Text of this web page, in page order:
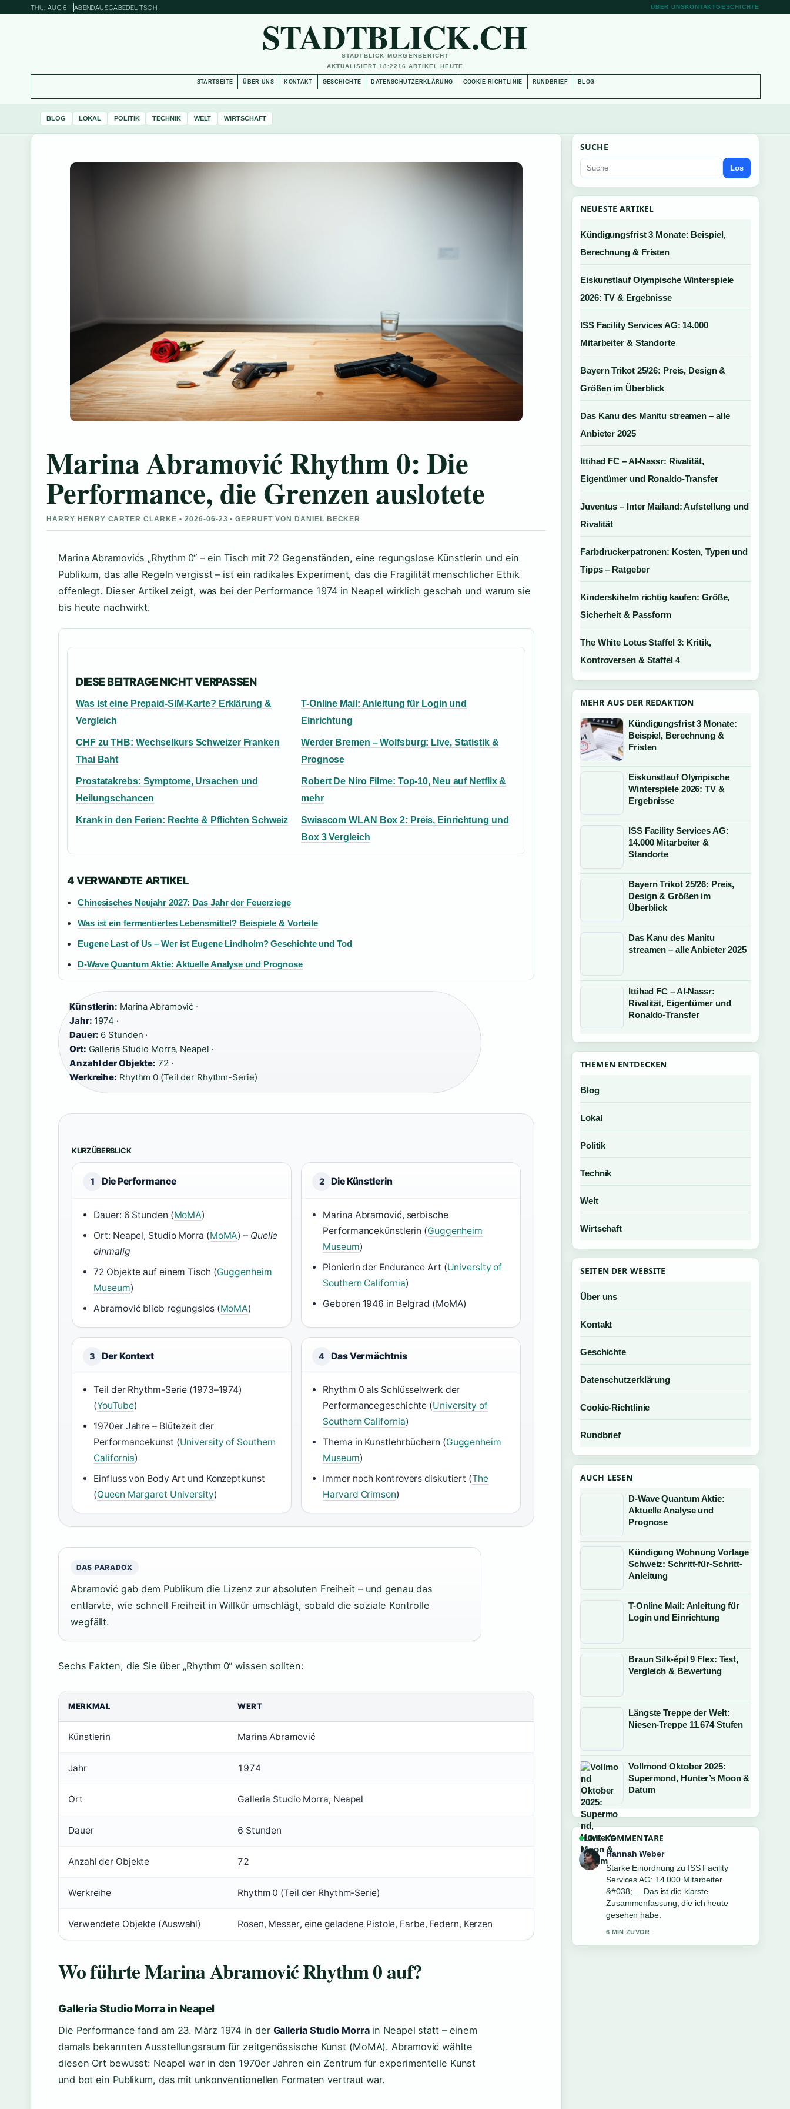
THU, AUG 6 ABENDAUSGABEDEUTSCH ÜBER UNSKONTAKTGESCHICHTE
STADTBLICK.CH
STADTBLICK MORGENBERICHT
AKTUALISIERT 18:2216 ARTIKEL HEUTE
STARTSEITE ÜBER UNS KONTAKT GESCHICHTE DATENSCHUTZERKLÄRUNG COOKIE-RICHTLINIE RUNDBRIEF BLOG
BLOG LOKAL POLITIK TECHNIK WELT WIRTSCHAFT
Marina Abramović Rhythm 0: Die
Performance, die Grenzen auslotete
HARRY HENRY CARTER CLARKE • 2026-06-23 • GEPRUFT VON DANIEL BECKER
Marina Abramovićs „Rhythm 0“ – ein Tisch mit 72 Gegenständen, eine regungslose Künstlerin und ein
Publikum, das alle Regeln vergisst – ist ein radikales Experiment, das die Fragilität menschlicher Ethik
offenlegt. Dieser Artikel zeigt, was bei der Performance 1974 in Neapel wirklich geschah und warum sie
bis heute nachwirkt.
DIESE BEITRAGE NICHT VERPASSEN
Was ist eine Prepaid-SIM-Karte? Erklärung &
Vergleich
T-Online Mail: Anleitung für Login und
Einrichtung
CHF zu THB: Wechselkurs Schweizer Franken
Thai Baht
Werder Bremen – Wolfsburg: Live, Statistik &
Prognose
Prostatakrebs: Symptome, Ursachen und
Heilungschancen
Robert De Niro Filme: Top-10, Neu auf Netflix &
mehr
Krank in den Ferien: Rechte & Pflichten Schweiz
Swisscom WLAN Box 2: Preis, Einrichtung und
Box 3 Vergleich
4 VERWANDTE ARTIKEL
Chinesisches Neujahr 2027: Das Jahr der Feuerziege
Was ist ein fermentiertes Lebensmittel? Beispiele & Vorteile
Eugene Last of Us – Wer ist Eugene Lindholm? Geschichte und Tod
D-Wave Quantum Aktie: Aktuelle Analyse und Prognose
Künstlerin: Marina Abramović ·
Jahr: 1974 ·
Dauer: 6 Stunden ·
Ort: Galleria Studio Morra, Neapel ·
Anzahl der Objekte: 72 ·
Werkreihe: Rhythm 0 (Teil der Rhythm-Serie)
KURZÜBERBLICK
1 Die Performance
Dauer: 6 Stunden (MoMA)
Ort: Neapel, Studio Morra (MoMA) – Quelle
einmalig
72 Objekte auf einem Tisch (Guggenheim
Museum)
Abramović blieb regungslos (MoMA)
2 Die Künstlerin
Marina Abramović, serbische
Performancekünstlerin (Guggenheim
Museum)
Pionierin der Endurance Art (University of
Southern California)
Geboren 1946 in Belgrad (MoMA)
3 Der Kontext
Teil der Rhythm-Serie (1973–1974)
(YouTube)
1970er Jahre – Blütezeit der
Performancekunst (University of Southern
California)
Einfluss von Body Art und Konzeptkunst
(Queen Margaret University)
4 Das Vermächtnis
Rhythm 0 als Schlüsselwerk der
Performancegeschichte (University of
Southern California)
Thema in Kunstlehrbüchern (Guggenheim
Museum)
Immer noch kontrovers diskutiert (The
Harvard Crimson)
DAS PARADOX
Abramović gab dem Publikum die Lizenz zur absoluten Freiheit – und genau das
entlarvte, wie schnell Freiheit in Willkür umschlägt, sobald die soziale Kontrolle
wegfällt.
Sechs Fakten, die Sie über „Rhythm 0“ wissen sollten:
MERKMAL WERT
Künstlerin Marina Abramović
Jahr 1974
Ort Galleria Studio Morra, Neapel
Dauer 6 Stunden
Anzahl der Objekte 72
Werkreihe Rhythm 0 (Teil der Rhythm-Serie)
Verwendete Objekte (Auswahl) Rosen, Messer, eine geladene Pistole, Farbe, Federn, Kerzen
Wo führte Marina Abramović Rhythm 0 auf?
Galleria Studio Morra in Neapel
Die Performance fand am 23. März 1974 in der Galleria Studio Morrain Neapel statt – einem
damals bekannten Ausstellungsraum für zeitgenössische Kunst (MoMA). Abramović wählte
diesen Ort bewusst: Neapel war in den 1970er Jahren ein Zentrum für experimentelle Kunst
und bot ein Publikum, das mit unkonventionellen Formaten vertraut war.
SUCHE
Los
NEUESTE ARTIKEL
Kündigungsfrist 3 Monate: Beispiel,
Berechnung & Fristen
Eiskunstlauf Olympische Winterspiele
2026: TV & Ergebnisse
ISS Facility Services AG: 14.000
Mitarbeiter & Standorte
Bayern Trikot 25/26: Preis, Design &
Größen im Überblick
Das Kanu des Manitu streamen – alle
Anbieter 2025
Ittihad FC – Al-Nassr: Rivalität,
Eigentümer und Ronaldo-Transfer
Juventus – Inter Mailand: Aufstellung und
Rivalität
Farbdruckerpatronen: Kosten, Typen und
Tipps – Ratgeber
Kinderskihelm richtig kaufen: Größe,
Sicherheit & Passform
The White Lotus Staffel 3: Kritik,
Kontroversen & Staffel 4
MEHR AUS DER REDAKTION
Kündigungsfrist 3 Monate:
Beispiel, Berechnung &
Fristen
Eiskunstlauf Olympische
Winterspiele 2026: TV &
Ergebnisse
ISS Facility Services AG:
14.000 Mitarbeiter &
Standorte
Bayern Trikot 25/26: Preis,
Design & Größen im
Überblick
Das Kanu des Manitu
streamen – alle Anbieter 2025
Ittihad FC – Al-Nassr:
Rivalität, Eigentümer und
Ronaldo-Transfer
THEMEN ENTDECKEN
Blog
Lokal
Politik
Technik
Welt
Wirtschaft
SEITEN DER WEBSITE
Über uns
Kontakt
Geschichte
Datenschutzerklärung
Cookie-Richtlinie
Rundbrief
AUCH LESEN
D-Wave Quantum Aktie:
Aktuelle Analyse und
Prognose
Kündigung Wohnung Vorlage
Schweiz: Schritt-für-Schritt-
Anleitung
T-Online Mail: Anleitung für
Login und Einrichtung
Braun Silk-épil 9 Flex: Test,
Vergleich & Bewertung
Längste Treppe der Welt:
Niesen-Treppe 11.674 Stufen
Vollmond Oktober 2025:
Supermond, Hunter’s Moon &
Datum
LIVE-KOMMENTARE
Tim Vogel
Verfolge Kündigungsfrist 3 Monate:
Beispiel, Berechnung &#038; Fristen
genau – schaetze den ausgewogenen
Ton hier.
8 MIN ZUVOR